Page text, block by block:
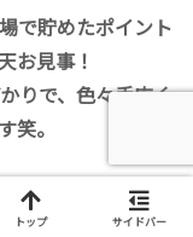
で貯めたポイント
お見事！
りで、色々手広く
笑。
トップ サイドバー